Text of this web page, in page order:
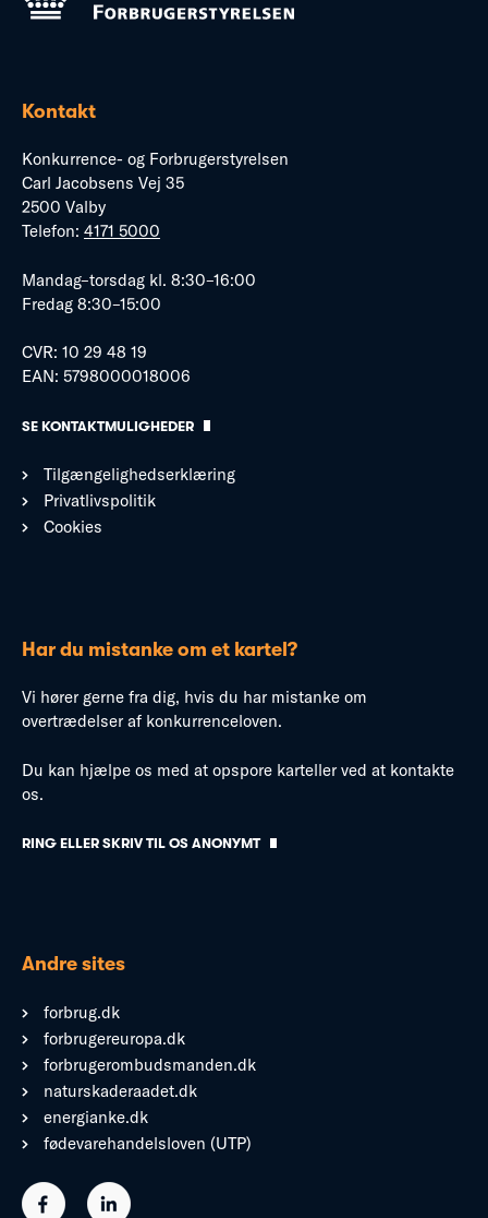
Kontakt
Konkurrence- og Forbrugerstyrelsen
Carl Jacobsens Vej 35
2500 Valby
Telefon: 4171 5000
Mandag–torsdag kl. 8:30–16:00
Fredag 8:30–15:00
CVR: 10 29 48 19
EAN: 5798000018006
SE KONTAKTMULIGHEDER
Tilgængelighedserklæring
Privatlivspolitik
Cookies
Har du mistanke om et kartel?
Vi hører gerne fra dig, hvis du har mistanke om
overtrædelser af konkurrenceloven.
Du kan hjælpe os med at opspore karteller ved at kontakte
os.
RING ELLER SKRIV TIL OS ANONYMT
Andre sites
forbrug.dk
forbrugereuropa.dk
forbrugerombudsmanden.dk
naturskaderaadet.dk
energianke.dk
fødevarehandelsloven (UTP)